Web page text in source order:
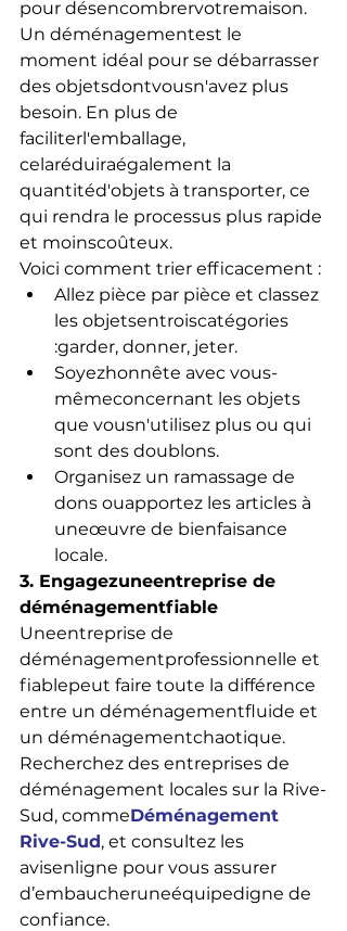
pour désencombrervotremaison.
Un déménagementest le
moment idéal pour se débarrasser
des objetsdontvousn'avez plus
besoin. En plus de
faciliterl'emballage,
celaréduiraégalement la
quantitéd'objets à transporter, ce
qui rendra le processus plus rapide
et moinscoûteux.
Voici comment trier efficacement :
Allez pièce par pièce et classez
les objetsentroiscatégories
:garder, donner, jeter.
Soyezhonnête avec vous-
mêmeconcernant les objets
que vousn'utilisez plus ou qui
sont des doublons.
Organisez un ramassage de
dons ouapportez les articles à
uneœuvre de bienfaisance
locale.
3. Engagezuneentreprise de
déménagementfiable
Uneentreprise de
déménagementprofessionnelle et
fiablepeut faire toute la différence
entre un déménagementfluide et
un déménagementchaotique.
Recherchez des entreprises de
déménagement locales sur la Rive-
Sud, commeDéménagement
Rive-Sud, et consultez les
avisenligne pour vous assurer
d’embaucheruneéquipedigne de
confiance.